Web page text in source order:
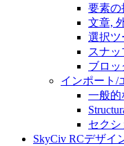
要素の
文章,
選択ツ
スナ
ブロッ
インポート/
一般的
セクシ
SkyCiv RCデザイ